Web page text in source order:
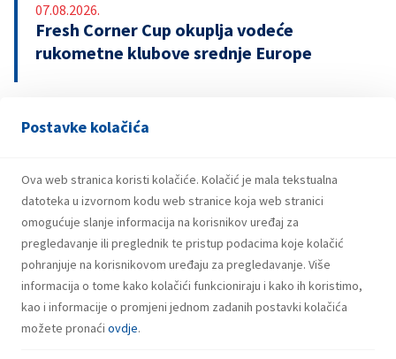
Postavke kolačića
Ova web stranica koristi kolačiće. Kolačić je mala tekstualna
datoteka u izvornom kodu web stranice koja web stranici
omogućuje slanje informacija na korisnikov uređaj za
pregledavanje ili preglednik te pristup podacima koje kolačić
pohranjuje na korisnikovom uređaju za pregledavanje. Više
informacija o tome kako kolačići funkcioniraju i kako ih koristimo,
kao i informacije o promjeni jednom zadanih postavki kolačića
možete pronaći ovdje.
07.08.2026.
Fresh Corner Cup okuplja vodeće
rukometne klubove srednje Europe
29.07.2026.
prvom polugodištu 2026.